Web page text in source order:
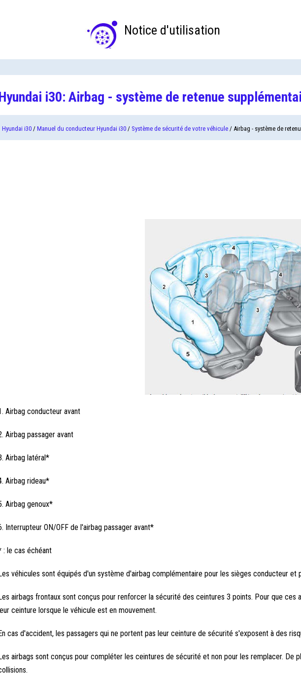
Notice d'utilisation
i30: Airbag - système de retenue
Hyundai i30 / Manuel du conducteur Hyundai i30 / Système de sécurité de votre véhicule / Airbag - système de
Airbag conducteur avant
Airbag passager avant
Airbag latéral*
Airbag rideau*
Airbag genoux*
Interrupteur ON/OFF de l'airbag passager avant*
: le cas échéant
véhicules sont équipés d'un système d'airbag complémentaire pour les sièges conducteur et
airbags frontaux sont conçus pour renforcer la sécurité des ceintures 3 points. Pour que
ceinture lorsque le véhicule est en mouvement.
cas d'accident, les passagers qui ne portent pas leur ceinture de sécurité s'exposent à des
airbags sont conçus pour compléter les ceintures de sécurité et non pour les remplacer. De